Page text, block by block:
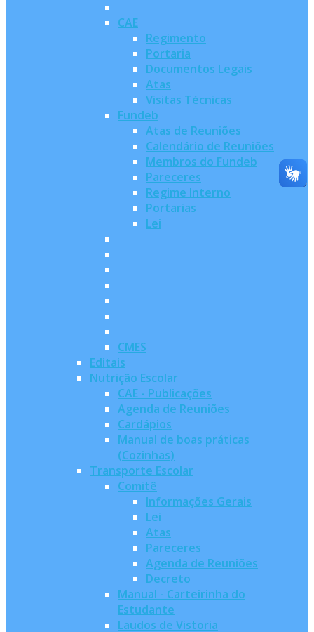
CAE
Regimento
Portaria
Documentos Legais
Atas
Visitas Técnicas
Fundeb
Atas de Reuniões
Calendário de Reuniões
Membros do Fundeb
Pareceres
Regime Interno
Portarias
Lei
CMES
Editais
Nutrição Escolar
CAE - Publicações
Agenda de Reuniões
Cardápios
Manual de boas práticas
(Cozinhas)
Transporte Escolar
Comitê
Informações Gerais
Lei
Atas
Pareceres
Agenda de Reuniões
Decreto
Manual - Carteirinha do
Estudante
Laudos de Vistoria